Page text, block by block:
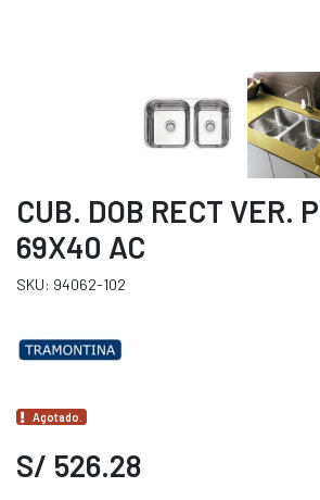
CUB. DOB RECT VER.
69X40 AC
SKU: 94062-102
Agotado.
S/ 526.28